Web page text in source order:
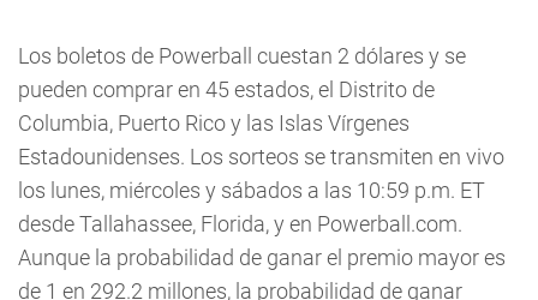
Los boletos de Powerball cuestan 2 dólares y se
pueden comprar en 45 estados, el Distrito de
Columbia, Puerto Rico y las Islas Vírgenes
Estadounidenses. Los sorteos se transmiten en vivo
los lunes, miércoles y sábados a las 10:59 p.m. ET
desde Tallahassee, Florida, y en Powerball.com.
Aunque la probabilidad de ganar el premio mayor es
de 1 en 292.2 millones, la probabilidad de ganar